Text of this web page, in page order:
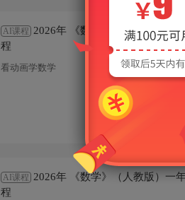
AI课程 2026年 《数学》（人教版）二
程
看动画学数学
AI课程 2026年 《数学》（人教版）一
程